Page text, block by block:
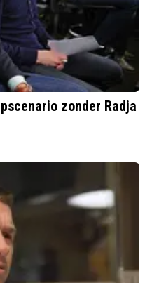
zonder Radja